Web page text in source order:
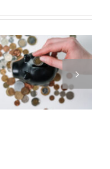
吃掉了嗎？
2026「營利
所得」全攻
略：從存股
大軍到中小